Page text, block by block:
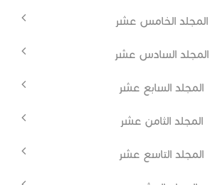
المجلد الخامس عشر
المجلد السادس عشر
المجلد السابع عشر
المجلد الثامن عشر
المجلد التاسع عشر